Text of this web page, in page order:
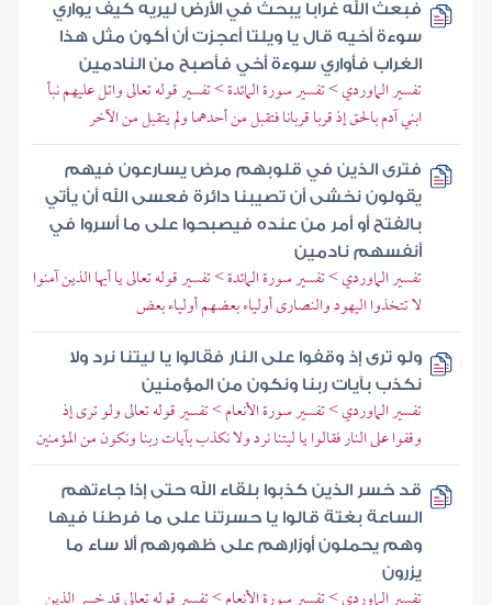
فبعث الله غرابا يبحث في الأرض ليريه كيف يواري
سوءة أخيه قال يا ويلتا أعجزت أن أكون مثل هذا
الغراب فأواري سوءة أخي فأصبح من النادمين
تفسير الماوردي > تفسير سورة المائدة > تفسير قوله تعالى واتل عليهم نبأ
ابني آدم بالحق إذ قربا قربانا فتقبل من أحدهما ولم يتقبل من الآخر
فترى الذين في قلوبهم مرض يسارعون فيهم
يقولون نخشى أن تصيبنا دائرة فعسى الله أن يأتي
بالفتح أو أمر من عنده فيصبحوا على ما أسروا في
أنفسهم نادمين
تفسير الماوردي > تفسير سورة المائدة > تفسير قوله تعالى يا أيها الذين آمنوا
لا تتخذوا اليهود والنصارى أولياء بعضهم أولياء بعض
ولو ترى إذ وقفوا على النار فقالوا يا ليتنا نرد ولا
نكذب بآيات ربنا ونكون من المؤمنين
تفسير الماوردي > تفسير سورة الأنعام > تفسير قوله تعالى ولو ترى إذ
وقفوا على النار فقالوا يا ليتنا نرد ولا نكذب بآيات ربنا ونكون من المؤمنين
قد خسر الذين كذبوا بلقاء الله حتى إذا جاءتهم
الساعة بغتة قالوا يا حسرتنا على ما فرطنا فيها
وهم يحملون أوزارهم على ظهورهم ألا ساء ما
يزرون